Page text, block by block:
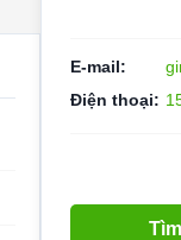
E-mail:
Điện thoại: